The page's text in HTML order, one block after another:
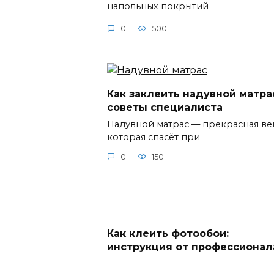
напольных покрытий
0 500
Как заклеить надувной
советы специалиста
Надувной матрас — прекрасная
которая спасёт при
0 150
Как клеить фотообои:
инструкция от